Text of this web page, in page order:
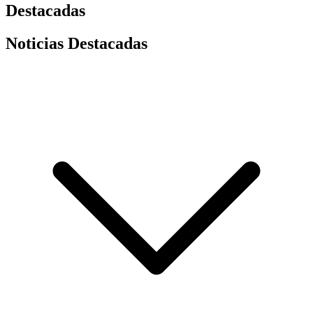
Destacadas
Noticias Destacadas